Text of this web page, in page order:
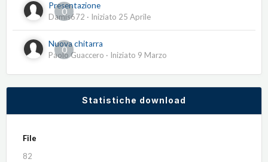
0
Presentazione
Damis672 · Iniziato 25 Aprile
0
Nuova chitarra
Paolo Guaccero · Iniziato 9 Marzo
Statistiche download
File
82